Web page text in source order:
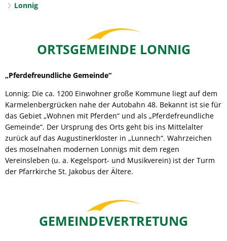
Lonnig
ORTSGEMEINDE LONNIG
„Pferdefreundliche Gemeinde“
Lonnig: Die ca. 1200 Einwohner große Kommune liegt auf dem
Karmelenbergrücken nahe der Autobahn 48. Bekannt ist sie für
das Gebiet „Wohnen mit Pferden“ und als „Pferdefreundliche
Gemeinde“. Der Ursprung des Orts geht bis ins Mittelalter
zurück auf das Augustinerkloster in „Lunnech“. Wahrzeichen
des moselnahen modernen Lonnigs mit dem regen
Vereinsleben (u. a. Kegelsport- und Musikverein) ist der Turm
der Pfarrkirche St. Jakobus der Ältere.
GEMEINDEVERTRETUNG